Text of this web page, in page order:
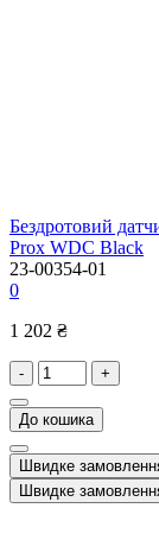
Бездротовий
Prox WDC Black
23-00354-01
0
1 202 ₴
- +
До кошика
Швидке
Швидке